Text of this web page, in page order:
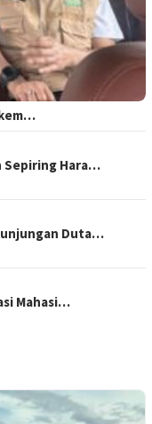
Sepiring Hara…
Duta…
Mahasi…